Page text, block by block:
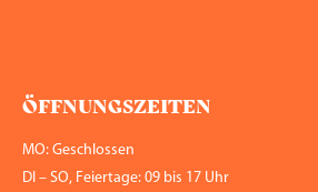
ÖFFNUNGS­ZEITEN
MO: Geschlossen
DI – SO, Feiertage: 09 bis 17 Uhr